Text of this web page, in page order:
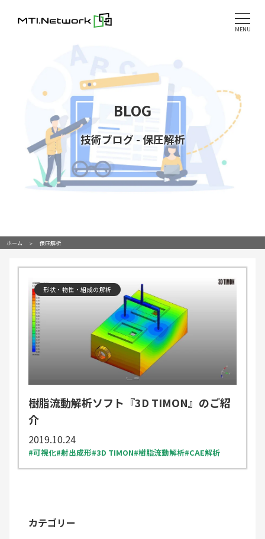
MENU
BLOG
技術ブログ - 保圧解析
ホーム 保圧解析
形状・物性・組成の解析
樹脂流動解析ソフト『3D TIMON』のご紹
介
2019.10.24
可視化 射出成形 3D TIMON 樹脂流動解析 CAE解析
カテゴリー